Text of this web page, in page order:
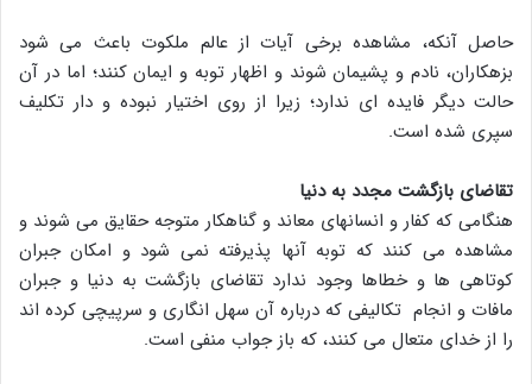
حاصل آنکه، مشاهده برخی آیات از عالم ملکوت باعث می شود
بزهکاران، نادم و پشیمان شوند و اظهار توبه و ایمان کنند؛ اما در آن
حالت دیگر فایده ای ندارد؛ زیرا از روی اختیار نبوده و دار تکلیف
سپری شده است.
تقاضای بازگشت مجدد به دنیا
هنگامی که کفار و انسانهای معاند و گناهکار متوجه حقایق می شوند و
مشاهده می کنند که توبه آنها پذیرفته نمی شود و امکان جبران
کوتاهی ها و خطاها وجود ندارد تقاضای بازگشت به دنیا و جبران
مافات و انجام تکالیفی که درباره آن سهل انگاری و سرپیچی کرده اند
را از خدای متعال می کنند، که باز جواب منفی است.